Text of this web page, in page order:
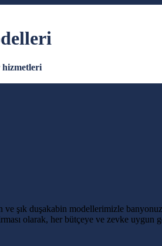
şık duşakabin modellerimizle
olarak, her bütçeye ve zevke